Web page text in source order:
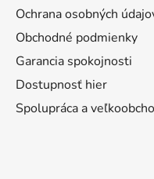
Ochrana osobných
Obchodné podmienky
Garancia spokojnosti
Dostupnosť hier
Spolupráca a